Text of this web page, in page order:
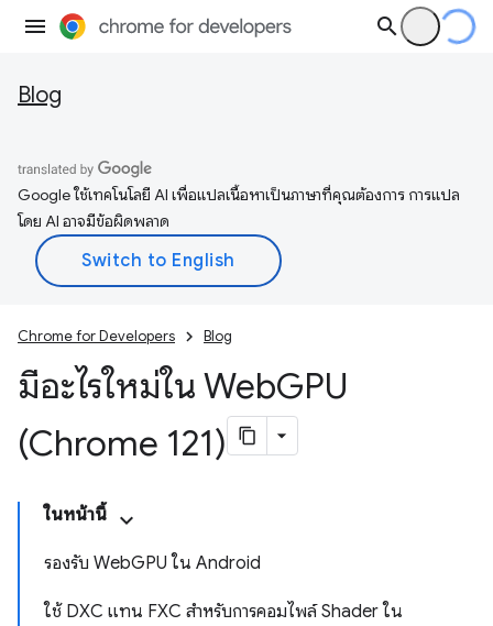
Blog
Google ใช้เทคโนโลยี AI เพื่อแปลเนื้อหาเป็นภาษาที่คุณต้องการ การแปล
โดย AI อาจมีข้อผิดพลาด
Chrome for Developers Blog
มีอะไรใหม่ใน WebGPU
(Chrome 121)
ในหน้านี้
รองรับ WebGPU ใน Android
ใช้ DXC แทน FXC สำหรับการคอมไพล์ Shader ใน